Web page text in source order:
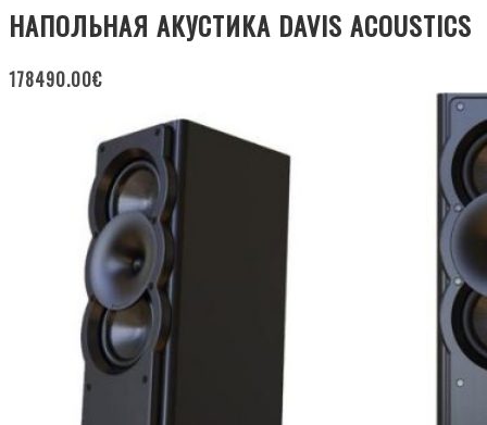
НАПОЛЬНАЯ АКУСТИКА DAVIS ACOUSTICS
178490.00€